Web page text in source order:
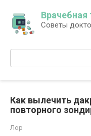
контенту
Врачебная
Советы
Поиск:
Как вылечить
повторного
Лор